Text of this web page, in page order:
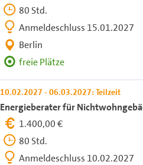
80 Std.
Anmeldeschluss 15.01.2027
Berlin
freie Plätze
10.02.2027 - 06.03.2027: Teilzeit
Energieberater für
1.400,00 €
80 Std.
Anmeldeschluss 10.02.2027